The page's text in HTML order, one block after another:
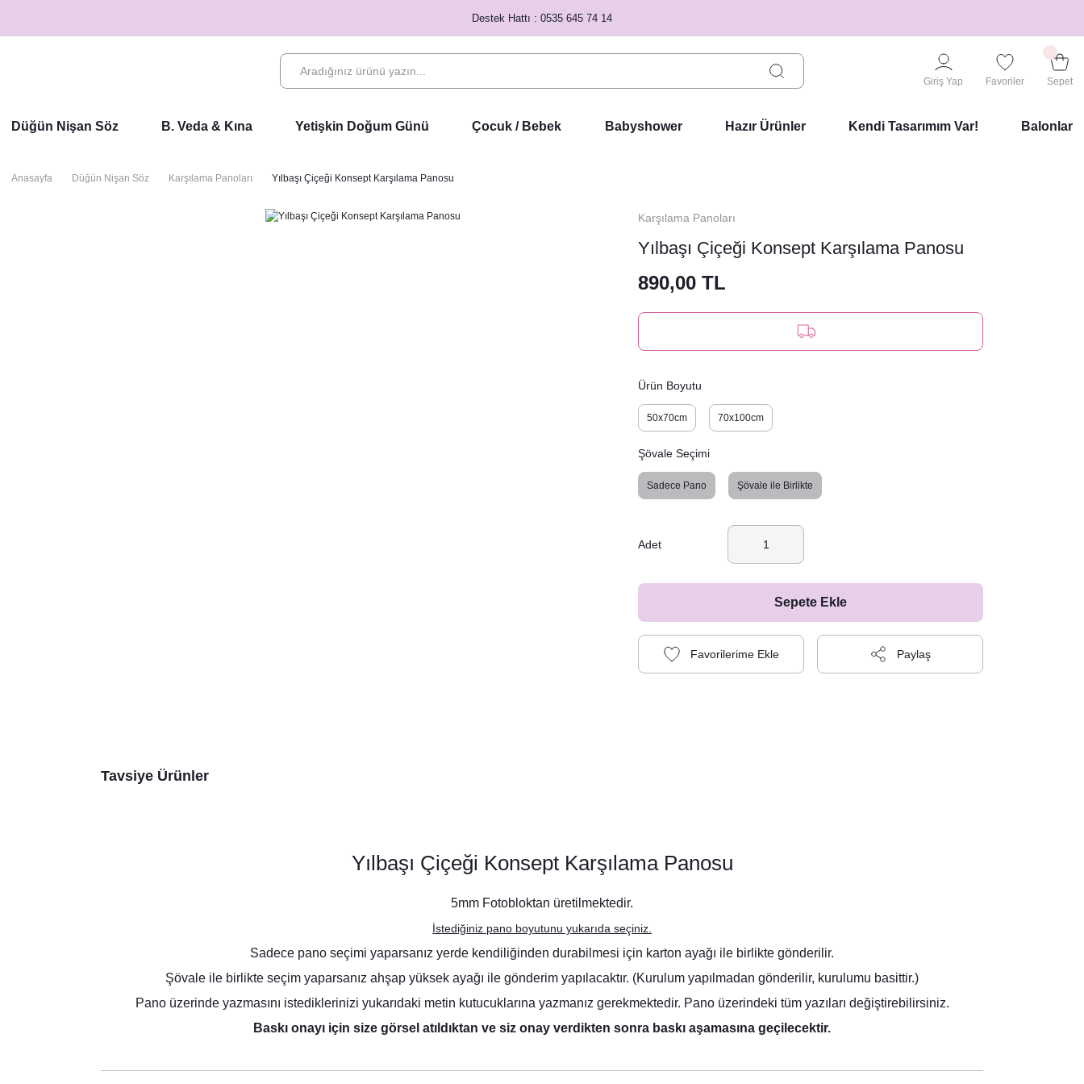
Destek Hattı : 0535 645 74 14
Giriş Yap Favoriler Sepet
Düğün Nişan Söz B. Veda & Kına Yetişkin Doğum Günü Çocuk / Bebek Babyshower Hazır Ürünler Kendi Tasarımım Var! Balonlar
Anasayfa Düğün Nişan Söz Karşılama Panoları Yılbaşı Çiçeği Konsept Karşılama Panosu
Tavsiye Ürünler
Karşılama Panoları
Yılbaşı Çiçeği Konsept Karşılama Panosu
890,00 TL
Ürün Boyutu
50x70cm 70x100cm
Şövale Seçimi
Sadece Pano Şövale ile Birlikte
Adet
Sepete Ekle
Paylaş
Yılbaşı Çiçeği Konsept Karşılama Panosu
5mm Fotobloktan üretilmektedir.
İstediğiniz pano boyutunu yukarıda seçiniz.
Sadece pano seçimi yaparsanız yerde kendiliğinden durabilmesi için karton ayağı ile birlikte gönderilir.
Şövale ile birlikte seçim yaparsanız ahşap yüksek ayağı ile gönderim yapılacaktır. (Kurulum yapılmadan gönderilir, kurulumu basittir.)
Pano üzerinde yazmasını istediklerinizi yukarıdaki metin kutucuklarına yazmanız gerekmektedir. Pano üzerindeki tüm yazıları değiştirebilirsiniz.
Baskı onayı için size görsel atıldıktan ve siz onay verdikten sonra baskı aşamasına geçilecektir.